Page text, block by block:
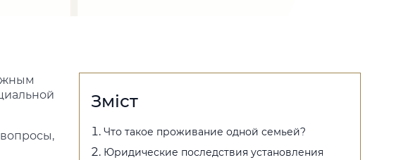
Зміст
Что такое проживание одной семьей?
Юридические последствия установления